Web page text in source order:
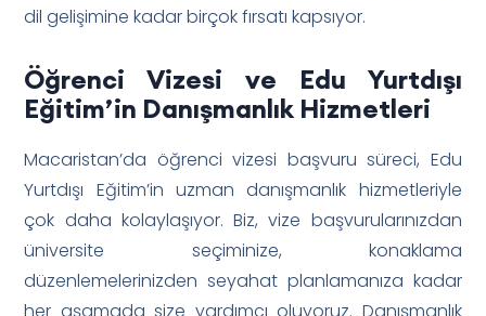
dil gelişimine kadar birçok fırsatı kapsıyor.
Öğrenci Vizesi ve Edu Yurtdışı
Eğitim’in Danışmanlık Hizmetleri
Macaristan’da öğrenci vizesi başvuru süreci, Edu
Yurtdışı Eğitim’in uzman danışmanlık hizmetleriyle
çok daha kolaylaşıyor. Biz, vize başvurularınızdan
üniversite seçiminize, konaklama
düzenlemelerinizden seyahat planlamanıza kadar